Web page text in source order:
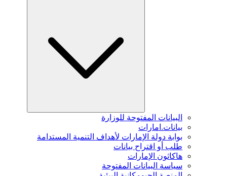
البيانات المفتوحة للوزارة
بيانات.امارات
بوابة دولة الإمارات لأهداف التنمية المستدامة
طلب أو اقتراح بيانات
هاكاثون الإمارات
سياسة البيانات المفتوحة